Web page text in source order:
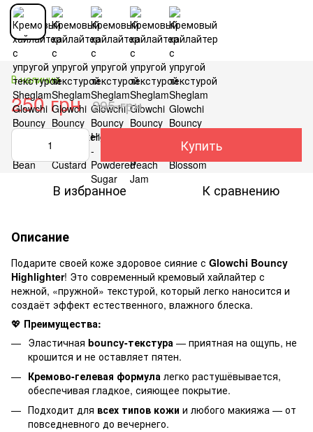
В наличии
250 грн 295 грн
Купить
В избранное К сравнению
Описание
Подарите своей коже здоровое сияние с Glowchi Bouncy
Highlighter! Это современный кремовый хайлайтер с
нежной, «пружной» текстурой, который легко наносится и
создаёт эффект естественного, влажного блеска.
💖 Преимущества:
Эластичная bouncy-текстура — приятная на ощупь, не
крошится и не оставляет пятен.
Кремово-гелевая формула легко растушёвывается,
обеспечивая гладкое, сияющее покрытие.
Подходит для всех типов кожи и любого макияжа — от
повседневного до вечернего.